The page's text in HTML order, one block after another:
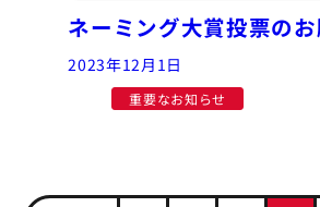
ネーミング大賞投票の
2023年12月1日
重要なお知らせ